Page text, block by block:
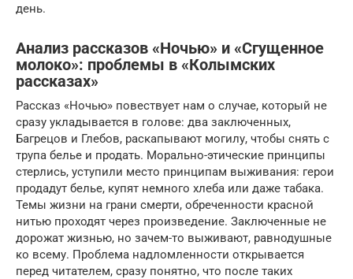
день.
Анализ рассказов «Ночью» и «Сгущенное
молоко»: проблемы в «Колымских
рассказах»
Рассказ «Ночью» повествует нам о случае, который не
сразу укладывается в голове: два заключенных,
Багрецов и Глебов, раскапывают могилу, чтобы снять с
трупа белье и продать. Морально-этические принципы
стерлись, уступили место принципам выживания: герои
продадут белье, купят немного хлеба или даже табака.
Темы жизни на грани смерти, обреченности красной
нитью проходят через произведение. Заключенные не
дорожат жизнью, но зачем-то выживают, равнодушные
ко всему. Проблема надломленности открывается
перед читателем, сразу понятно, что после таких